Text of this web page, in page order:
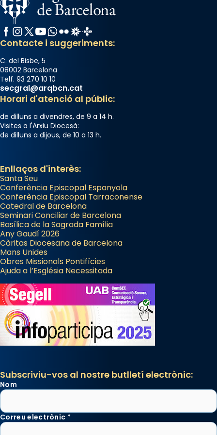
Facebook
Instagram
X / Twitter
YouTube
WhatsApp
FlickrRadio Estel
Catalunya Cristiana
Contacte i suggeriments:
C. del Bisbe, 5
08002 Barcelona
Telf. 93 270 10 10
secgral@arqbcn.cat
Horari d'atenció al públic:
de dilluns a divendres, de 9 a 14 h.
Visites a l'Arxiu Diocesà:
de dilluns a dijous, de 10 a 13 h.
Enllaços d'interès:
Santa Seu
Conferència Episcopal Espanyola
Conferència Episcopal Tarraconense
Catedral de Barcelona
Seminari Conciliar de Barcelona
Basílica de la Sagrada Família
Any Gaudí 2026
Càritas Diocesana de Barcelona
Mans Unides
Obres Missionals Pontifícies
Ajuda a l’Església Necessitada
Subscriviu-vos al nostre butlletí electrònic:
Nom
Correu electrònic *